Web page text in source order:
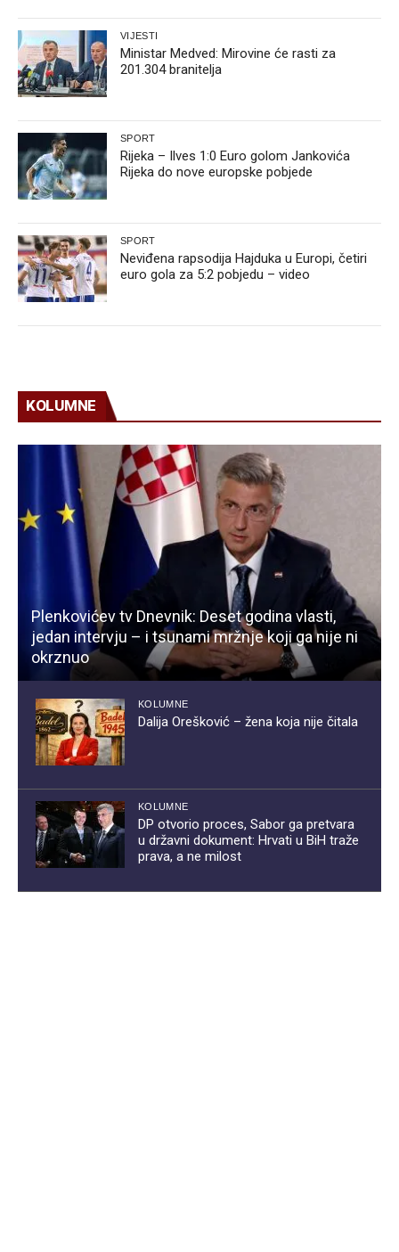
VIJESTI
Ministar Medved: Mirovine će rasti za
201.304 branitelja
SPORT
Rijeka – Ilves 1:0 Euro golom Jankovića
Rijeka do nove europske pobjede
SPORT
Neviđena rapsodija Hajduka u Europi, četiri
euro gola za 5:2 pobjedu – video
KOLUMNE
Plenkovićev tv Dnevnik: Deset godina vlasti,
jedan intervju – i tsunami mržnje koji ga nije ni
okrznuo
KOLUMNE
Dalija Orešković – žena koja nije čitala
KOLUMNE
DP otvorio proces, Sabor ga pretvara
u državni dokument: Hrvati u BiH traže
prava, a ne milost